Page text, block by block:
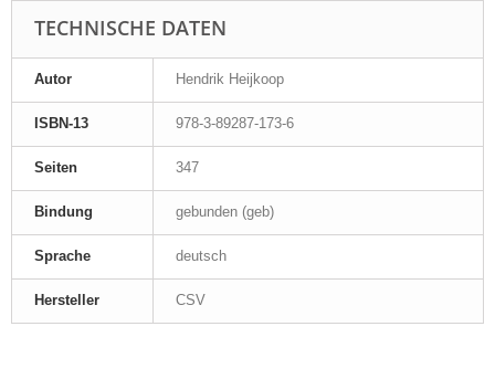
TECHNISCHE DATEN
Autor Hendrik Heijkoop
ISBN-13 978-3-89287-173-6
Seiten 347
Bindung gebunden (geb)
Sprache deutsch
Hersteller CSV